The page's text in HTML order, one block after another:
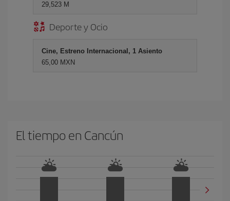
29,523 M
Deporte y Ocio
Cine, Estreno Internacional, 1 Asiento
65,00 MXN
El tiempo en Cancún